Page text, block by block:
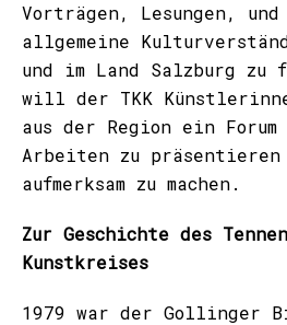
Vorträgen, Lesungen,
allgemeine
und im Land Salzburg zu
will der TKK
aus der Region ein
Arbeiten zu
aufmerksam zu machen.
Zur Geschichte des
Kunstkreises
1979 war der Gollinger